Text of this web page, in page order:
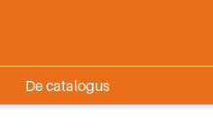
De catalogus